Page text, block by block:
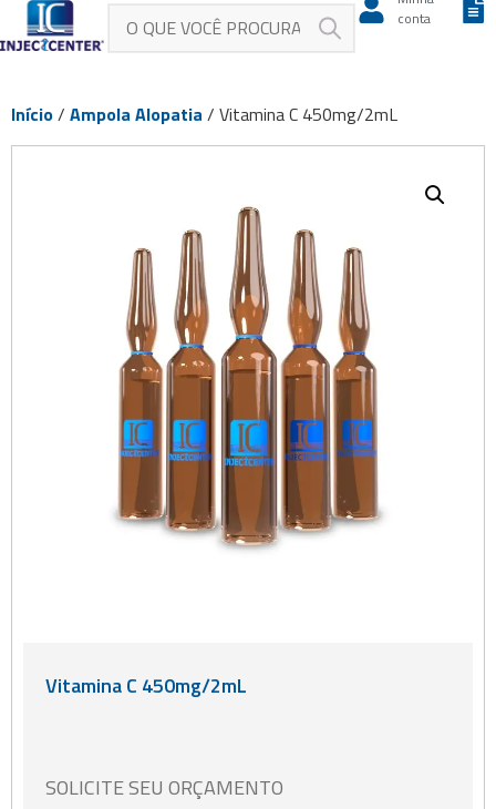
conta
Início/ Ampola Alopatia / Vitamina C 450mg/2mL
Vitamina C 450mg/2mL
SOLICITE SEU ORÇAMENTO